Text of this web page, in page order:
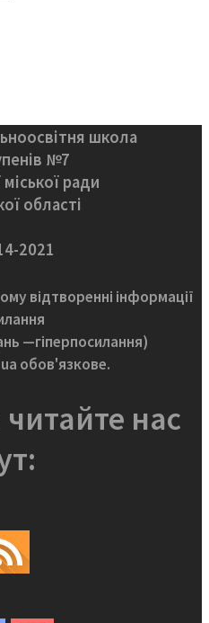
школа
№7
ради
області
2021
відтворенні інформації
—гіперпосилання)
обов'язкове.
читайте нас